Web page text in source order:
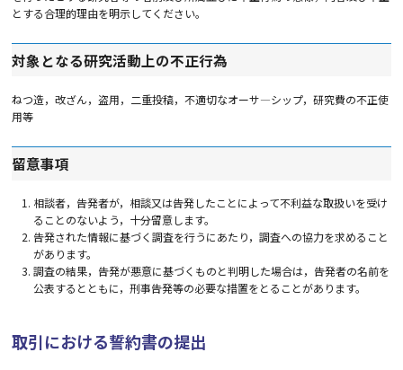
とする合理的理由を明示してください。
対象となる研究活動上の不正行為
ねつ造，改ざん，盗用，二重投稿，不適切なオーサ―シップ，研究費の不正使
用等
留意事項
相談者，告発者が，相談又は告発したことによって不利益な取扱いを受け
ることのないよう，十分留意します。
告発された情報に基づく調査を行うにあたり，調査への協力を求めること
があります。
調査の結果，告発が悪意に基づくものと判明した場合は，告発者の名前を
公表するとともに，刑事告発等の必要な措置をとることがあります。
取引における誓約書の提出